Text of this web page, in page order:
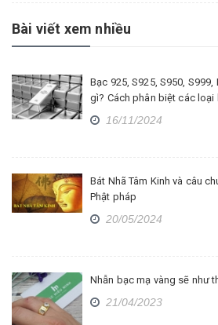
Bài viết xem nhiều
Bạc 925, S925, S950, S999,
gì? Cách phân biệt các loại
16/11/2024
Bát Nhã Tâm Kinh và câu
Phật pháp
20/05/2024
Nhẫn bạc mạ vàng sẽ như
21/04/2023